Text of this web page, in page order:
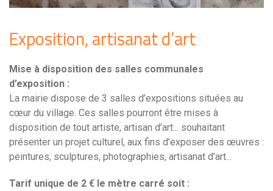
Exposition, artisanat d’art
Mise à disposition des salles communales
d’exposition :
La mairie dispose de 3 salles d’expositions situées au
cœur du village. Ces salles pourront être mises à
disposition de tout artiste, artisan d’art... souhaitant
présenter un projet culturel, aux fins d’exposer des œuvres :
peintures, sculptures, photographies, artisanat d’art...
Tarif unique de 2 € le mètre carré soit :